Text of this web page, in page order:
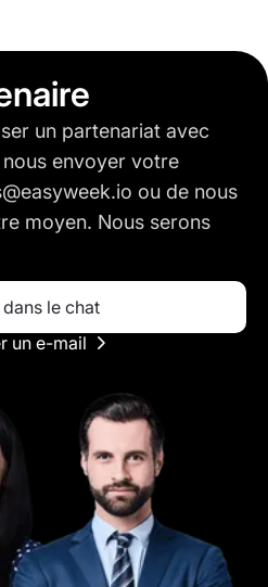
un partenariat avec
envoyer votre
ou de nous
moyen. Nous serons
le chat
un e-mail